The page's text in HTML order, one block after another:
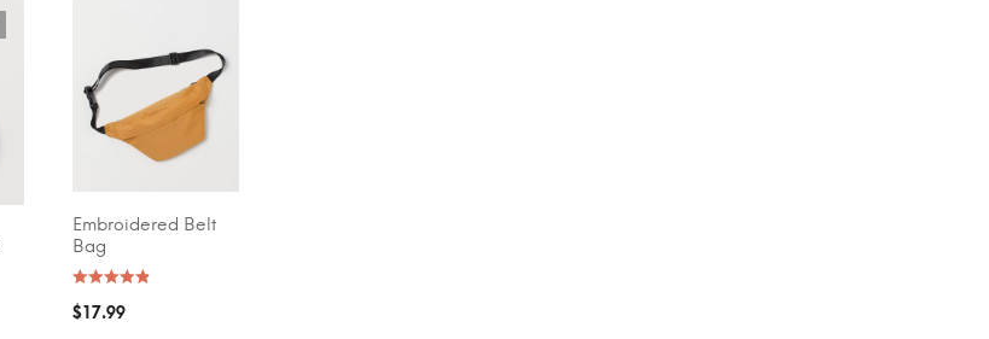
ADD TO CART
Embroidered Belt
Bag
$17.99